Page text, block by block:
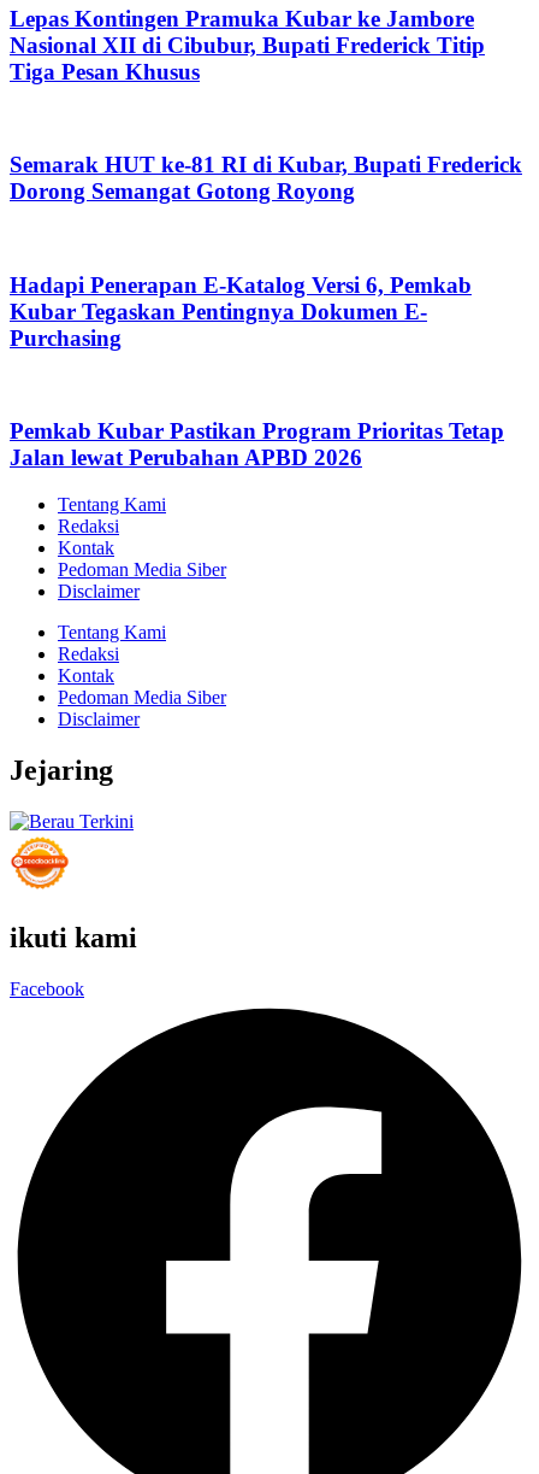
Lepas Kontingen Pramuka Kubar ke Jambore
Nasional XII di Cibubur, Bupati Frederick Titip
Tiga Pesan Khusus
Semarak HUT ke-81 RI di Kubar, Bupati Frederick
Dorong Semangat Gotong Royong
Hadapi Penerapan E-Katalog Versi 6, Pemkab
Kubar Tegaskan Pentingnya Dokumen E-
Purchasing
Pemkab Kubar Pastikan Program Prioritas Tetap
Jalan lewat Perubahan APBD 2026
Tentang Kami
Redaksi
Kontak
Pedoman Media Siber
Disclaimer
Tentang Kami
Redaksi
Kontak
Pedoman Media Siber
Disclaimer
Jejaring
ikuti kami
Facebook